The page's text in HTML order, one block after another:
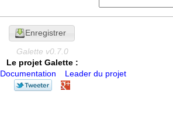
Galette v0.7.0
Le projet Galette :
Documentation Leader du projet